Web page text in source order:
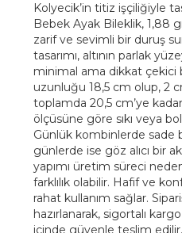
Kolyecik’in titiz işçiliğiyle
Bebek Ayak Bileklik, 1,88
zarif ve sevimli bir duruş
tasarımı, altının parlak
minimal ama dikkat çekici
uzunluğu 18,5 cm olup, 2
toplamda 20,5 cm’ye
ölçüsüne göre sıkı veya
Günlük kombinlerde sade
günlerde ise göz alıcı bir
yapımı üretim süreci
farklılık olabilir. Hafif ve
rahat kullanım sağlar.
hazırlanarak, sigortalı